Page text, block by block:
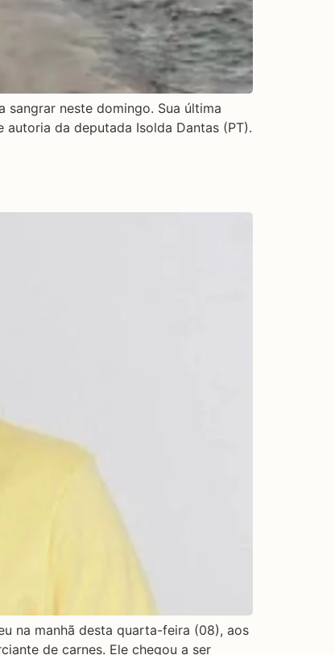
sangrar neste domingo. Sua última
da deputada Isolda Dantas (PT).
na manhã desta quarta-feira (08), aos
de carnes. Ele chegou a ser